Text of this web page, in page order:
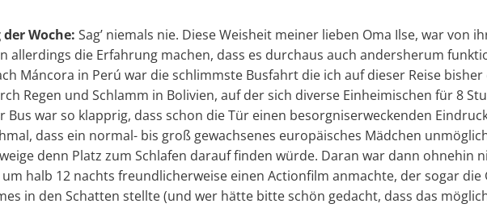
Woche: Sag’ niemals nie. Diese Weisheit meiner lieben Oma Ilse, war von
allerdings die Erfahrung machen, dass es durchaus auch andersherum
Máncora in Perú war die schlimmste Busfahrt die ich auf dieser Reise
Regen und Schlamm in Bolivien, auf der sich diverse Einheimischen für 8
Bus war so klapprig, dass schon die Tür einen besorgniserweckenden
dass ein normal- bis groß gewachsenes europäisches Mädchen
denn Platz zum Schlafen darauf finden würde. Daran war dann ohnehin
halb 12 nachts freundlicherweise einen Actionfilm anmachte, der sogar die
in den Schatten stellte (und wer hätte bitte schön gedacht, dass das